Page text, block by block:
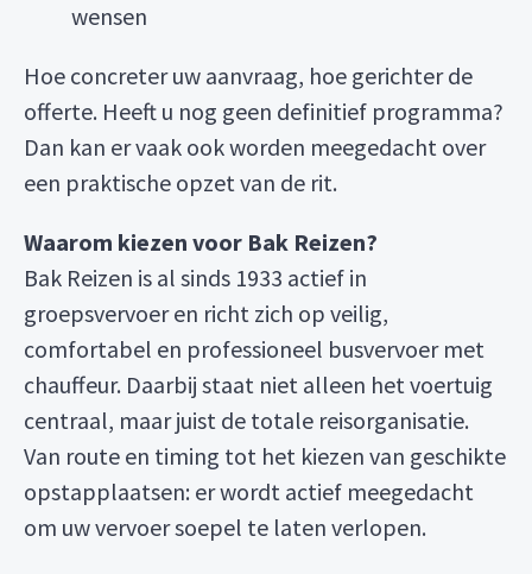
wensen
Hoe concreter uw aanvraag, hoe gerichter de
offerte. Heeft u nog geen definitief programma?
Dan kan er vaak ook worden meegedacht over
een praktische opzet van de rit.
Waarom kiezen voor Bak Reizen?
Bak Reizen is al sinds 1933 actief in
groepsvervoer en richt zich op veilig,
comfortabel en professioneel busvervoer met
chauffeur. Daarbij staat niet alleen het voertuig
centraal, maar juist de totale reisorganisatie.
Van route en timing tot het kiezen van geschikte
opstapplaatsen: er wordt actief meegedacht
om uw vervoer soepel te laten verlopen.